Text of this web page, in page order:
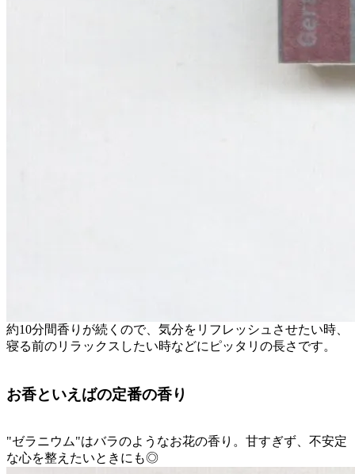
約10分間香りが続くので、気分をリフレッシュさせたい時、
寝る前のリラックスしたい時などにピッタリの長さです。
お香といえばの定番の香り
"ゼラニウム"はバラのようなお花の香り。甘すぎず、不安定
な心を整えたいときにも◎